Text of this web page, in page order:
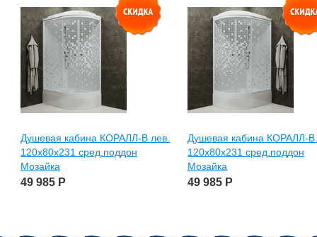
Душевая кабина КОРАЛЛ-В лев.
120х80х231 сред.поддон
Мозайка
49 985 Р
Душевая кабина КОРАЛЛ-В
120х80х231 сред.поддон
Мозайка
49 985 Р